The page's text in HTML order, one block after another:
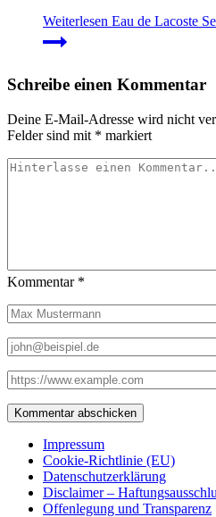
Weiterlesen Eau de Lacoste
Schreibe einen Kommentar
Deine E-Mail-Adresse wird nicht
Felder sind mit * markiert
Kommentar *
Impressum
Cookie-Richtlinie (EU)
Datenschutzerklärung
Disclaimer –
Offenlegung und Transparenz